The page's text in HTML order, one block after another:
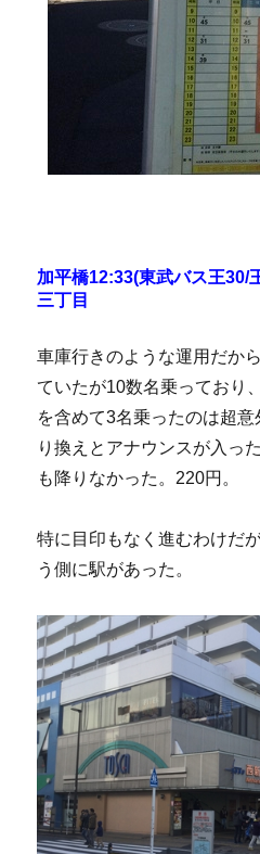
加平橋12:33(東武バス王
三丁目
車庫行きのような運用だか
ていたが10数名乗っており
を含めて3名乗ったのは超
り換えとアナウンスが入っ
も降りなかった。220円。
特に目印もなく進むわけだ
う側に駅があった。